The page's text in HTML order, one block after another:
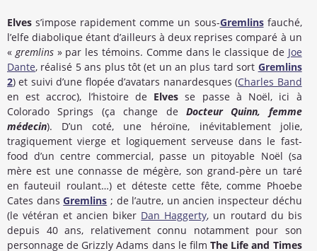
Elves s’impose rapidement comme un sous-Gremlinsfauché,
l’elfe diabolique étant d’ailleurs à deux reprises comparé à un
« gremlins» par les témoins. Comme dans le classique de Joe
Dante, réalisé 5 ans plus tôt (et un an plus tard sort Gremlins
2) et suivi d’une flopée d’avatars nanardesques (Charles Band
en est accroc), l’histoire de Elves se passe à Noël, ici à
Colorado Springs (ça change de Docteur Quinn, femme
médecin). D’un coté, une héroïne, inévitablement jolie,
tragiquement vierge et logiquement serveuse dans le fast-
food d’un centre commercial, passe un pitoyable Noël (sa
mère est une connasse de mégère, son grand-père un taré
en fauteuil roulant…) et déteste cette fête, comme Phoebe
Cates dansGremlins ; de l’autre, un ancien inspecteur déchu
(le vétéran et ancien biker Dan Haggerty, un routard du bis
depuis 40 ans, relativement connu notamment pour son
personnage de Grizzly Adams dans le filmThe Life and Times